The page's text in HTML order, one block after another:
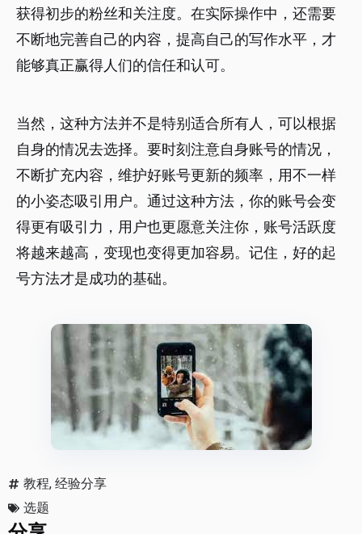
获得初步的粉丝和关注度。在实际操作中，还需要
不断地完善自己的内容，提高自己的写作水平，才
能够真正赢得人们的信任和认可。
当然，这种方法并不是特别适合所有人，可以根据
自身的情况去选择。要时刻注意自身账号的情况，
不断扩充内容，维护好账号更新的频率，用不一样
的小姿态吸引用户。通过这种方法，你的账号会变
得更有吸引力，用户也更愿意关注你，账号活跃度
将越来越高，变现也变得更加容易。记住，好的起
号方法才是成功的基础。
教程, 经验分享
选题